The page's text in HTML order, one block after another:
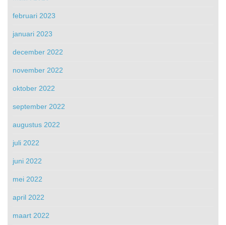
februari 2023
januari 2023
december 2022
november 2022
oktober 2022
september 2022
augustus 2022
juli 2022
juni 2022
mei 2022
april 2022
maart 2022